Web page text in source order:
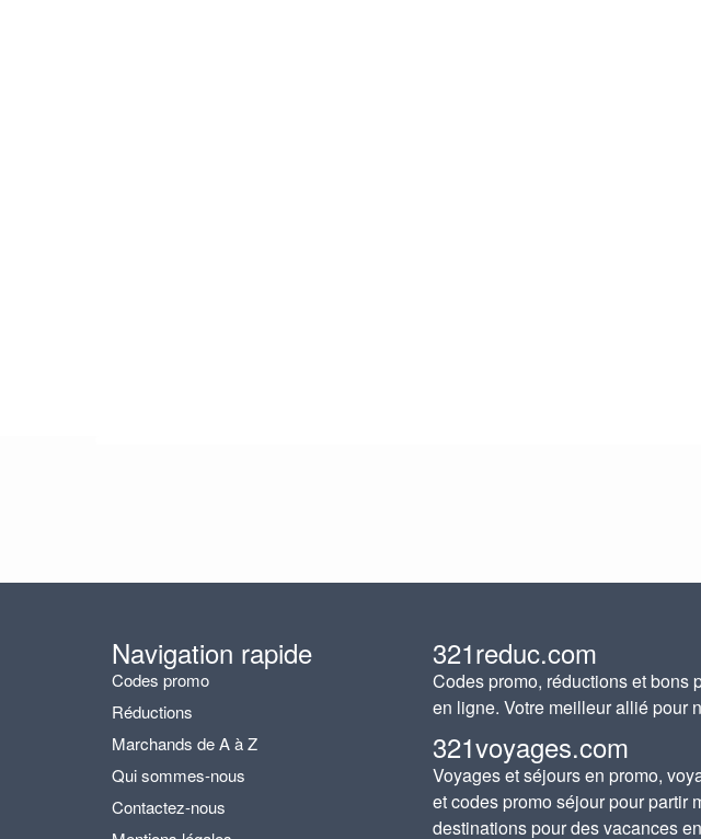
Navigation rapide
Codes promo
Réductions
Marchands de A à Z
Qui sommes-nous
Contactez-nous
321reduc.com
Codes promo, réductions et bons
en ligne. Votre meilleur allié pour
321voyages.com
Voyages et séjours en promo,
et codes promo séjour pour partir
destinations pour des vacances